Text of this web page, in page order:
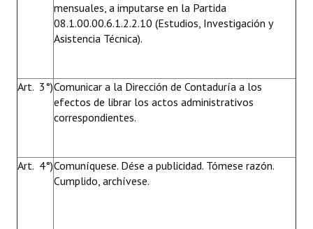
mensuales, a imputarse en la Partida
08.1.00.00.6.1.2.2.10 (Estudios, Investigación y
Asistencia Técnica).
Art. 3°)Comunicar a la Dirección de Contaduría a los
efectos de librar los actos administrativos
correspondientes.
Art. 4°)Comuníquese. Dése a publicidad. Tómese razón.
Cumplido, archívese.